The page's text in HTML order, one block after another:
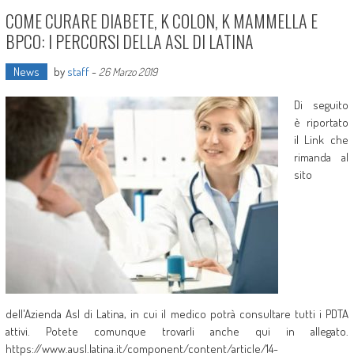
COME CURARE DIABETE, K COLON, K MAMMELLA E
BPCO: I PERCORSI DELLA ASL DI LATINA
News by staff- 26 Marzo 2019
Di seguito
è riportato
il Link che
rimanda al
sito
dell'Azienda Asl di Latina, in cui il medico potrà consultare tutti i PDTA
attivi. Potete comunque trovarli anche qui in allegato.
https://www.ausl.latina.it/component/content/article/14-